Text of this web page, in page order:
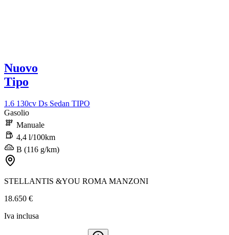
Nuovo
Tipo
1.6 130cv Ds Sedan TIPO
Gasolio
Manuale
4,4 l/100km
B (116 g/km)
STELLANTIS &YOU ROMA MANZONI
18.650 €
Iva inclusa